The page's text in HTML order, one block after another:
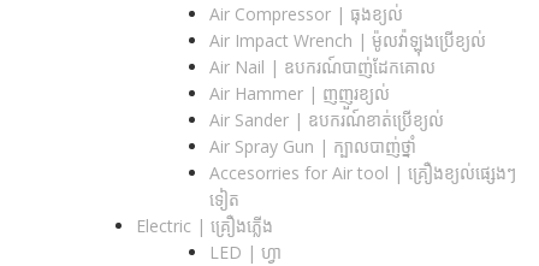
Air Compressor | ធុងខ្យល់
Air Impact Wrench | ម៉ូលវ៉ាឡុងប្រើខ្យល់
Air Nail | ឧបករណ៍បាញ់ដែកគោល
Air Hammer | ញញួរខ្យល់
Air Sander | ឧបករណ៍ខាត់ប្រើខ្យល់
Air Spray Gun | ក្បាលបាញ់ថ្នាំ
Accesorries for Air tool | គ្រឿងខ្យល់ផ្សេងៗ
ទៀត
Electric | គ្រឿងភ្លើង
LED | ហ្វា